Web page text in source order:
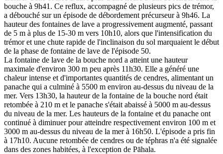
bouche à 9h41. Ce reflux, accompagné de plusieurs pics de trémor,
a débouché sur un épisode de débordement précurseur à 9h46. La
hauteur des fontaines de lave a progressivement augmenté, passant
de 5 m à plus de 15-30 m vers 10h10, alors que l'intensification du
trémor et une chute rapide de l'inclinaison du sol marquaient le début
de la phase de fontaine de lave de l'épisode 50.
La fontaine de lave de la bouche nord a atteint une hauteur
maximale d'environ 300 m peu après 11h30. Elle a généré une
chaleur intense et d'importantes quantités de cendres, alimentant un
panache qui a culminé à 5500 m environ au-dessus du niveau de la
mer. Vers 13h30, la hauteur de la fontaine de la bouche nord était
retombée à 210 m et le panache s'était abaissé à 5000 m au-dessus
du niveau de la mer. Les hauteurs de la fontaine et du panache ont
continué à diminuer pour atteindre respectivement environ 100 m et
3000 m au-dessus du niveau de la mer à 16h50. L'épisode a pris fin
à 17h10. Aucune retombée de cendres ou de téphras n'a été signalée
dans des zones habitées, à l'exception de Pāhala.